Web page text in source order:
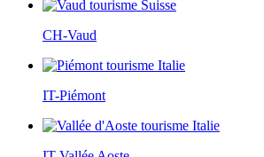
CH-Vaud
IT-Piémont